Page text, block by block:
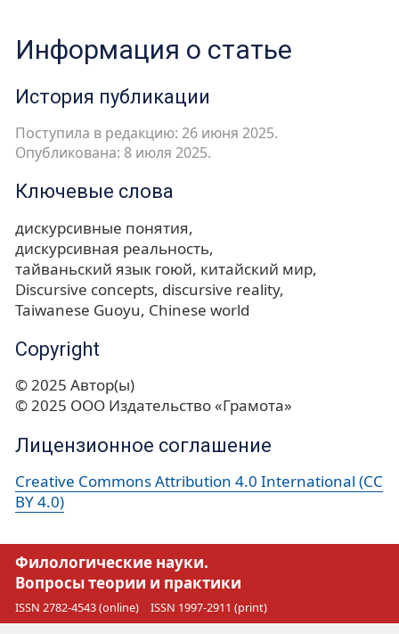
Информация о статье
История публикации
Поступила в редакцию: 26 июня 2025.
Опубликована: 8 июля 2025.
Ключевые слова
дискурсивные понятия
дискурсивная реальность
тайваньский язык гоюй китайский мир
Discursive concepts discursive reality
Taiwanese Guoyu Chinese world
Copyright
© 2025 Автор(ы)
© 2025 ООО Издательство «Грамота»
Лицензионное соглашение
Creative Commons Attribution 4.0 International (CC
BY 4.0)
Филологические науки.
Вопросы теории и практики
ISSN 2782-4543 (online) ISSN 1997-2911 (print)